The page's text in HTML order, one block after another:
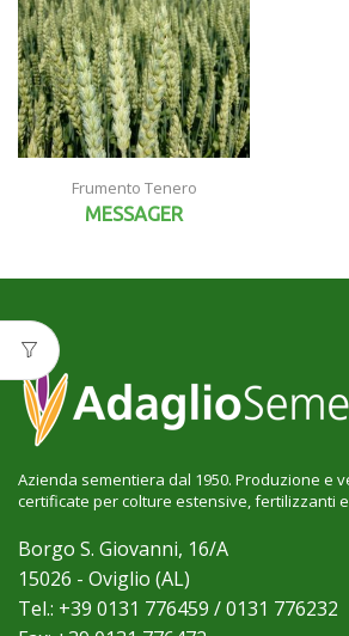
Frumento Tenero
MESSAGER
Azienda sementiera dal 1950. Produzione e
certificate per colture estensive, fertilizzanti
Borgo S. Giovanni, 16/A
15026 - Oviglio (AL)
Tel.: +39 0131 776459 / 0131 776232